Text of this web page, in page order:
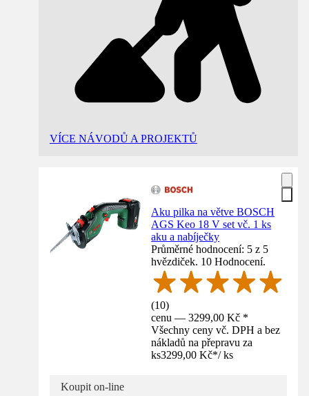
VÍCE NÁVODŮ A PROJEKTŮ
Aku pilka na větve BOSCH
AGS Keo 18 V set vč. 1 ks
aku a nabíječky
Průměrné hodnocení: 5 z 5
hvězdiček. 10 Hodnocení.
(10)
cenu — 3299,00 Kč *
Všechny ceny vč. DPH a bez
nákladů na přepravu za
ks3299,00 Kč*/ ks
Koupit on-line